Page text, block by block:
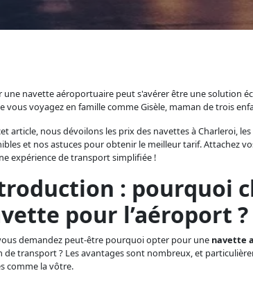
une navette aéroportuaire peut s'avérer être une solution
vous voyagez en famille comme Gisèle, maman de trois
article, nous dévoilons les prix des navettes à Charleroi,
et nos astuces pour obtenir le meilleur tarif. Attachez
expérience de transport simplifiée !
: pourquoi
pour l’aéroport ?
demandez peut-être pourquoi opter pour une navette
de transport ? Les avantages sont nombreux, et
comme la vôtre.